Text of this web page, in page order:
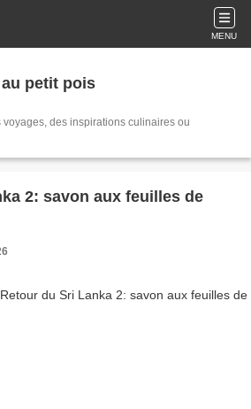
MENU
petit pois
voyages, des inspirations culinaires ou
2: savon aux feuilles de